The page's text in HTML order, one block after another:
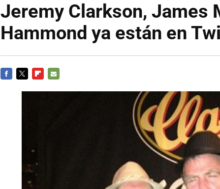
Jeremy Clarkson, James
Hammond ya están en